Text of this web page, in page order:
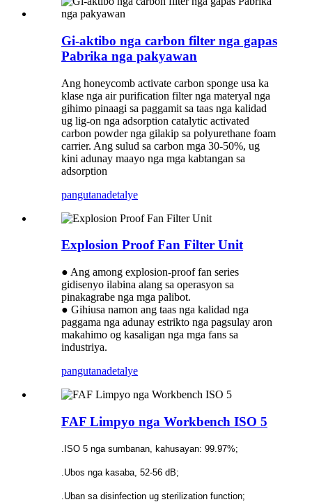
Gi-aktibo nga carbon filter nga gapas
Pabrika nga pakyawan
Ang honeycomb activate carbon sponge usa ka
klase nga air purification filter nga materyal nga
gihimo pinaagi sa paggamit sa taas nga kalidad
ug lig-on nga adsorption catalytic activated
carbon powder nga gilakip sa polyurethane foam
carrier. Ang sulud sa carbon mga 30-50%, ug
kini adunay maayo nga mga kabtangan sa
adsorption
pangutanadetalye
Explosion Proof Fan Filter Unit
● Ang among explosion-proof fan series
gidisenyo ilabina alang sa operasyon sa
pinakagrabe nga mga palibot.
● Gihiusa namon ang taas nga kalidad nga
paggama nga adunay estrikto nga pagsulay aron
makahimo og kasaligan nga mga fans sa
industriya.
pangutanadetalye
FAF Limpyo nga Workbench ISO 5
.ISO 5 nga sumbanan, kahusayan: 99.97%;
.Ubos nga kasaba, 52-56 dB;
.Uban sa disinfection ug sterilization function;